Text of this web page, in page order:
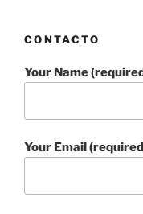
CONTACTO
Your Name
Your Email